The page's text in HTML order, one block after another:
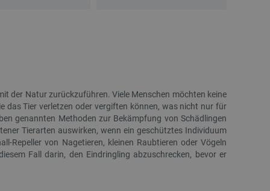
der Natur zurückzuführen. Viele Menschen möchten keine
das Tier verletzen oder vergiften können, was nicht nur für
genannten Methoden zur Bekämpfung von Schädlingen
Tierarten auswirken, wenn ein geschütztes Individuum
Repeller von Nagetieren, kleinen Raubtieren oder Vögeln
Fall darin, den Eindringling abzuschrecken, bevor er
der Einwilligungs- und
für ihre Interaktion mit
Einwilligung des
Datenschutzrichtlinien
dass ihre Präferenzen in